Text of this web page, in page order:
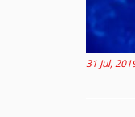
31 Jul,